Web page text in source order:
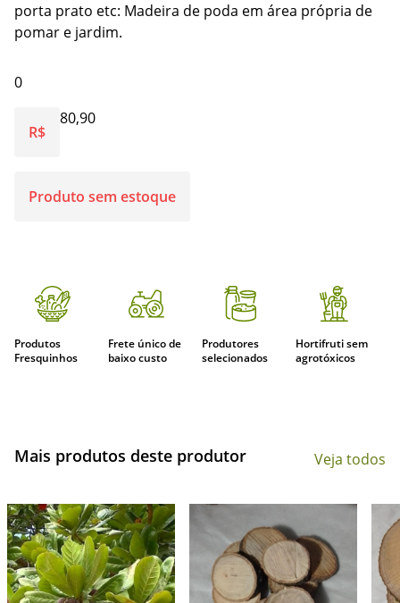
porta prato etc: Madeira de poda em área própria de
pomar e jardim.
0
R$
80,90
Produto sem estoque
Produtos
Fresquinhos
Frete único de
baixo custo
Produtores
selecionados
Hortifruti sem
agrotóxicos
Mais produtos deste produtor Veja todos